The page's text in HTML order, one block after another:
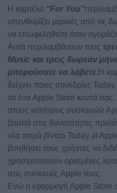
Η καρτέλα “For You”
υπενθυμίζει μερικές από τις
να επωφεληθείτε όταν
Αυτά περιλαμβάνουν τους
Music και τρεις δωρεάν
μπορούσατε να λάβετε. Η
δείχνει ποιες συνεδρίες
σε ένα Apple Store κοντά σας.
στους κατόχους συσκευών
βουτιά στις δυνατότητες
νέα σειρά βίντεο Today at
βοηθήσει τους χρήστες να
χρησιμοποιούν ορισμένες
στις συσκευές Apple τους.
Ενώ η εφαρμογή Apple Store